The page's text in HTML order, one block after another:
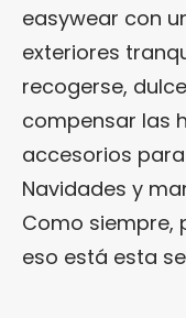
easywear con
exteriores
recogerse,
compensar las
accesorios
Navidades y
Como siempre,
eso está esta